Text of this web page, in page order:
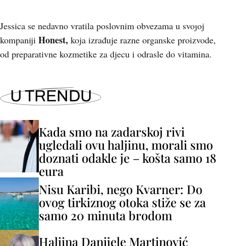
2
Jessica se nedavno vratila poslovnim obvezama u svojoj
kompaniji Honest, koja izrađuje razne organske proizvode,
od preparativne kozmetike za djecu i odrasle do vitamina.
U TRENDU
Kada smo na zadarskoj rivi
ugledali ovu haljinu, morali smo
doznati odakle je – košta samo 18
eura
Nisu Karibi, nego Kvarner: Do
ovog tirkiznog otoka stiže se za
samo 20 minuta brodom
Haljina Danijele Martinović